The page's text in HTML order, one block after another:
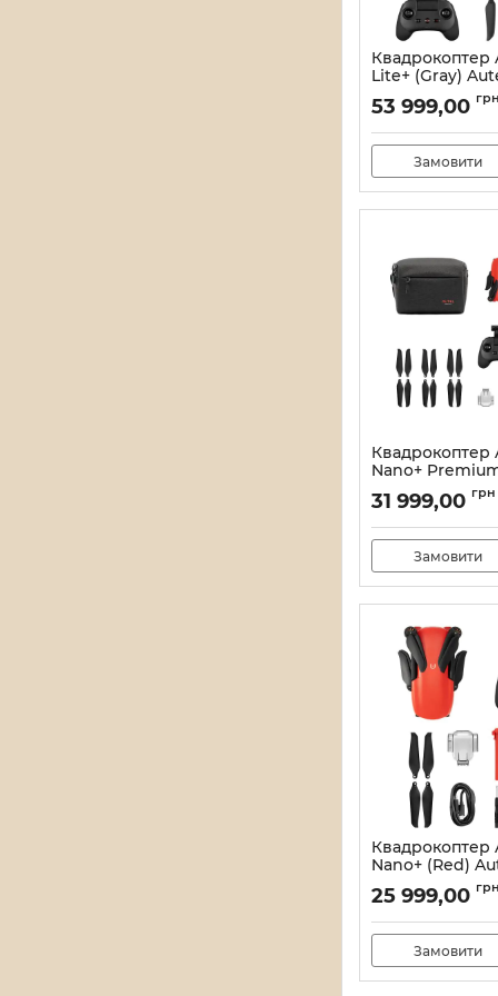
Квадрокоптер
Lite+ (Gray)
Артикул:21_13499/
53 999,00 грн
Замовити
Квадрокоптер
Nano+
(Red) Autel
Артикул:21_11842/
31 999,00 грн
Замовити
Квадрокоптер
Nano+ (Red)
Артикул:21_11838/
25 999,00 грн
Замовити